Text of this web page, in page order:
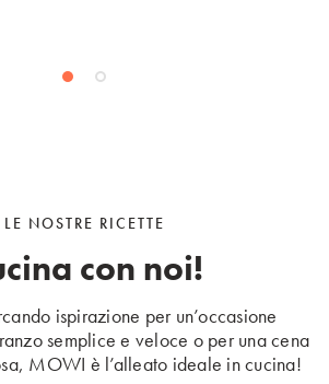
LE NOSTRE RICETTE
con noi!
ispirazione per un’occasione
semplice e veloce o per una cena
MOWI è l’alleato ideale in cucina!